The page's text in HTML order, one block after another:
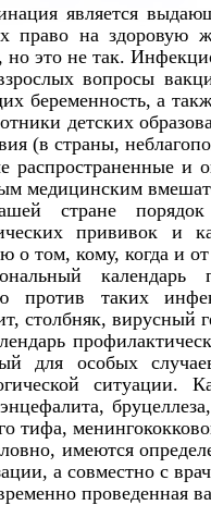
является
право на здоровую
это не так.
вопросы
беременность, а
детских
(в страны,
распространенные и
медицинским
стране порядок
прививок и
о том, кому, когда и
календарь
против таких
столбняк, вирусный
профилактических
для особых
ситуации.
тифа,
имеются
а совместно с
проведенная